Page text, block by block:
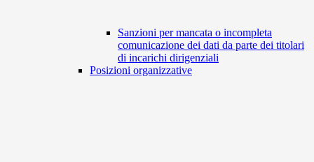
Sanzioni per mancata o incompleta
comunicazione dei dati da parte dei titolari
di incarichi dirigenziali
Posizioni organizzative